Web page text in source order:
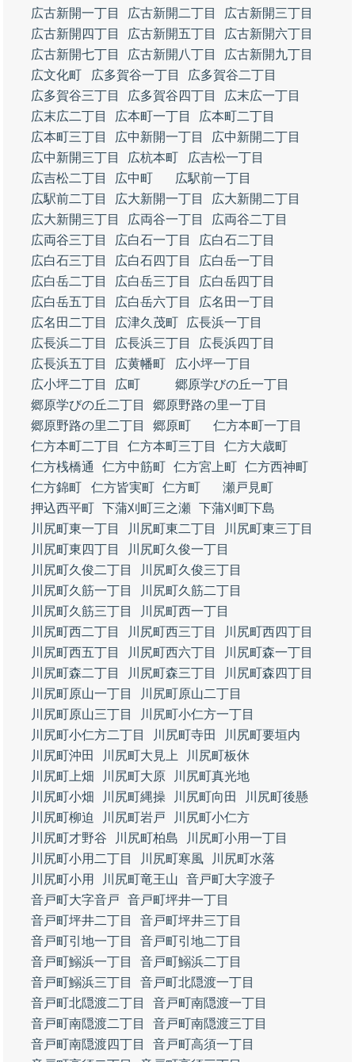
広古新開一丁目
広古新開二丁目
広古新開三丁目
広古新開四丁目
広古新開五丁目
広古新開六丁目
広古新開七丁目
広古新開八丁目
広古新開九丁目
広文化町
広多賀谷一丁目
広多賀谷二丁目
広多賀谷三丁目
広多賀谷四丁目
広末広一丁目
広末広二丁目
広本町一丁目
広本町二丁目
広本町三丁目
広中新開一丁目
広中新開二丁目
広中新開三丁目
広杭本町
広吉松一丁目
広吉松二丁目
広中町
広駅前一丁目
広駅前二丁目
広大新開一丁目
広大新開二丁目
広大新開三丁目
広両谷一丁目
広両谷二丁目
広両谷三丁目
広白石一丁目
広白石二丁目
広白石三丁目
広白石四丁目
広白岳一丁目
広白岳二丁目
広白岳三丁目
広白岳四丁目
広白岳五丁目
広白岳六丁目
広名田一丁目
広名田二丁目
広津久茂町
広長浜一丁目
広長浜二丁目
広長浜三丁目
広長浜四丁目
広長浜五丁目
広黄幡町
広小坪一丁目
広小坪二丁目
広町
郷原学びの丘一丁目
郷原学びの丘二丁目
郷原野路の里一丁目
郷原野路の里二丁目
郷原町
仁方本町一丁目
仁方本町二丁目
仁方本町三丁目
仁方大歳町
仁方桟橋通
仁方中筋町 仁方宮上町 仁方西神町
仁方錦町
仁方皆実町 仁方町
瀬戸見町
押込西平町 下蒲刈町三之瀬 下蒲刈町下島
川尻町東一丁目
川尻町東二丁目
川尻町東三丁目
川尻町東四丁目
川尻町久俊一丁目
川尻町久俊二丁目
川尻町久俊三丁目
川尻町久筋一丁目
川尻町久筋二丁目
川尻町久筋三丁目
川尻町西一丁目
川尻町西二丁目
川尻町西三丁目
川尻町西四丁目
川尻町西五丁目
川尻町西六丁目
川尻町森一丁目
川尻町森二丁目
川尻町森三丁目
川尻町森四丁目
川尻町原山一丁目
川尻町原山二丁目
川尻町原山三丁目
川尻町小仁方一丁目
川尻町小仁方二丁目
川尻町寺田
川尻町要垣内
川尻町沖田
川尻町大見上
川尻町板休
川尻町上畑
川尻町大原
川尻町真光地
川尻町小畑
川尻町縄操 川尻町向田
川尻町後懸
川尻町柳迫
川尻町岩戸
川尻町小仁方
川尻町才野谷
川尻町柏島
川尻町小用一丁目
川尻町小用二丁目
川尻町寒風
川尻町水落
川尻町小用
川尻町竜王山
音戸町大字渡子
音戸町大字音戸
音戸町坪井一丁目
音戸町坪井二丁目
音戸町坪井三丁目
音戸町引地一丁目
音戸町引地二丁目
音戸町鰯浜一丁目
音戸町鰯浜二丁目
音戸町鰯浜三丁目
音戸町北隠渡一丁目
音戸町北隠渡二丁目
音戸町南隠渡一丁目
音戸町南隠渡二丁目
音戸町南隠渡三丁目
音戸町南隠渡四丁目
音戸町高須一丁目